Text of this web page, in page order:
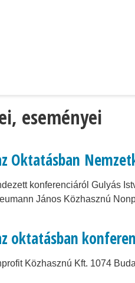
eseményei
Oktatásban
konferenciáról Gulyás
János Közhasznú
oktatásban
Közhasznú Kft. 1074